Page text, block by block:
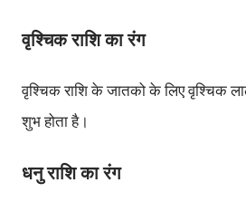
वृश्चिक राशिका रंग
वृश्चिकराशिकेजातकोकेलिएवृश्चिक
शुभहोताहै।
धनुराशिका रंग